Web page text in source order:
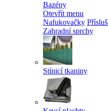
Bazény
Otevřít menu
Nafukovačky
Zahradní sprchy
Stínicí tkaniny